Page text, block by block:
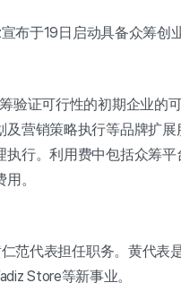
宣布于19日启动具备众筹创
验证可行性的初期企业的
及营销策略执行等品牌扩
执行。利用费中包括众筹
。
范代表担任职务。黄代表
Store等新事业。